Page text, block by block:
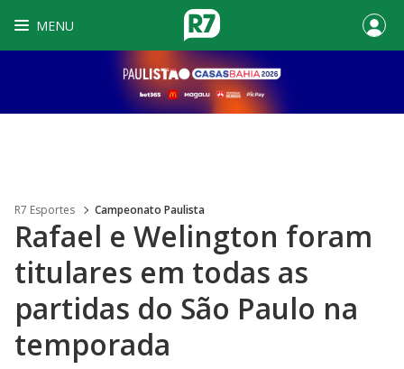
MENU
R7 Esportes Campeonato Paulista
Rafael e Welington foram
titulares em todas as
partidas do São Paulo na
temporada